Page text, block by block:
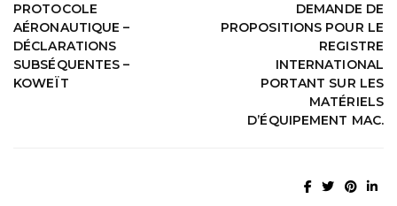
PROTOCOLE
AÉRONAUTIQUE –
DÉCLARATIONS
SUBSÉQUENTES –
KOWEÏT
DEMANDE DE
PROPOSITIONS POUR LE
REGISTRE
INTERNATIONAL
PORTANT SUR LES
MATÉRIELS
D’ÉQUIPEMENT MAC.